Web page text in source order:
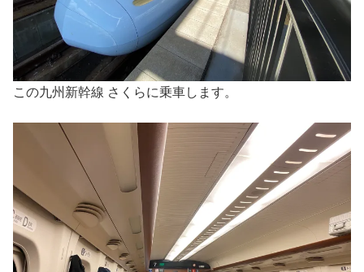
この九州新幹線 さくらに乗車します。